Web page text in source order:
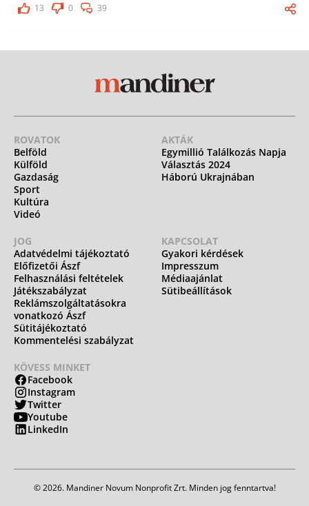
13
0 39
ROVATOK
Belföld
Külföld
Gazdaság
Sport
Kultúra
Videó
AKTÁK
Egymillió Találkozás Napja
Választás 2024
Háború Ukrajnában
JOG
Adatvédelmi tájékoztató
Előfizetői Ászf
Felhasználási feltételek
Játékszabályzat
Reklámszolgáltatásokra
vonatkozó Ászf
Sütitájékoztató
Kommentelési szabályzat
KAPCSOLAT
Gyakori kérdések
Impresszum
Médiaajánlat
Sütibeállítások
KÖVESS MINKET
Facebook
Instagram
Twitter
Youtube
LinkedIn
© 2026. Mandiner Novum Nonprofit Zrt. Minden jog fenntartva!